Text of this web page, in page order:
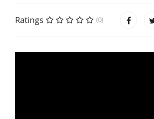
Ratings (0)